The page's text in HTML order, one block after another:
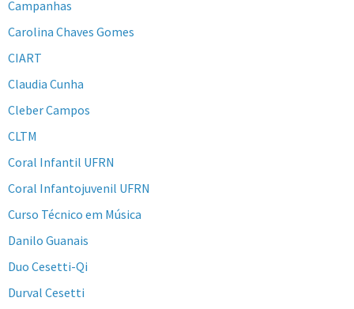
Campanhas
Carolina Chaves Gomes
CIART
Claudia Cunha
Cleber Campos
CLTM
Coral Infantil UFRN
Coral Infantojuvenil UFRN
Curso Técnico em Música
Danilo Guanais
Duo Cesetti-Qi
Durval Cesetti